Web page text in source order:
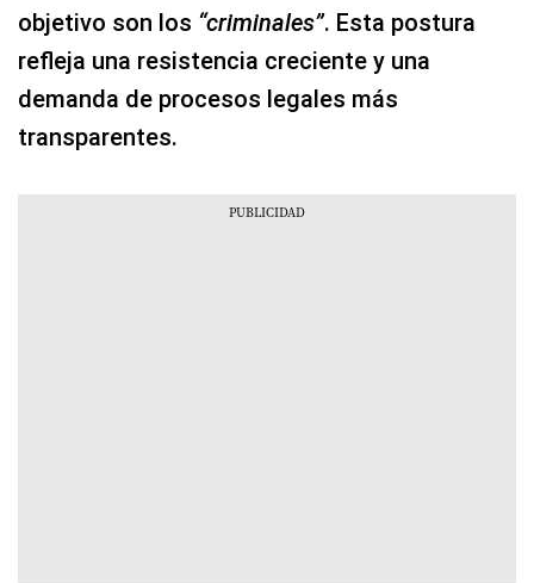
objetivo son los “criminales”. Esta postura
refleja una resistencia creciente y una
demanda de procesos legales más
transparentes.